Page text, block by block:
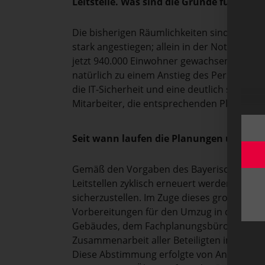
Die bisherigen Räumlichkeiten sind
stark angestiegen; allein in der
jetzt 940.000 Einwohner gewachsen, was
natürlich zu einem Anstieg des Personals.
die IT-Sicherheit und eine deutlich
Mitarbeiter, die entsprechenden Platz
Seit wann laufen die Planungen und
Gemäß den Vorgaben des Bayerischen
Leitstellen zyklisch erneuert werden, um
sicherzustellen. Im Zuge dieses großen
Vorbereitungen für den Umzug in den
Gebäudes, dem Fachplanungsbüro und
Zusammenarbeit aller Beteiligten im
Diese Abstimmung erfolgte von Anfang